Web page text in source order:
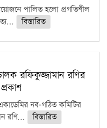
পালিত হলো প্রগতিশীল
বিস্তারিত
রফিকুজ্জামান রণির
একাডেমির নব-গঠিত কমিটির
রণি...
বিস্তারিত